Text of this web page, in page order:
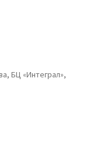
БЦ «Интеграл»,